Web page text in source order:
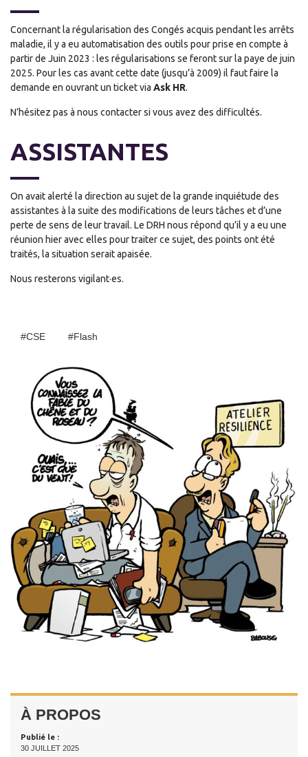
Concernant la régularisation des Congés acquis pendant les arrêts
maladie, il y a eu automatisation des outils pour prise en compte à
partir de Juin 2023 : les régularisations se feront sur la paye de juin
2025. Pour les cas avant cette date (jusqu’à 2009) il faut faire la
demande en ouvrant un ticket via Ask HR.
N’hésitez pas à nous contacter si vous avez des difficultés.
ASSISTANTES
On avait alerté la direction au sujet de la grande inquiétude des
assistantes à la suite des modifications de leurs tâches et d’une
perte de sens de leur travail. Le DRH nous répond qu’il y a eu une
réunion hier avec elles pour traiter ce sujet, des points ont été
traités, la situation serait apaisée.
Nous resterons vigilant·es.
#CSE #Flash
À PROPOS
Publié le :
30 JUILLET 2025